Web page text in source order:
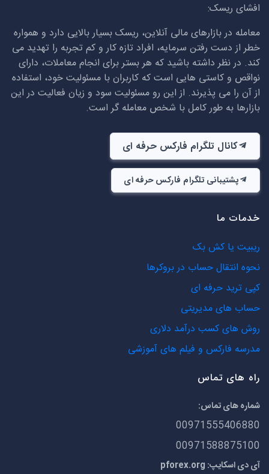
افشای ریسک:
معامله در بازارهای مالی آنلاین، ریسک بسیار بالایی دارد و همواره
خطر از دست رفتن سرمایه، افراد تازه کار و کم تجربه را تهدید می
کند. در نظر داشته باشید که هر بستر برای انجام معاملات، دارای
نواقص و کاستی هایی است که کاربران با مسئولیت خود، استفاده
از آن را می پذیرند. از این رو مسئولیت سود و زیان فعالیت در این
بازارها به طور کامل با شخص معامله گر است.
کانال تلگرام فارکس حرفه ای
پشتیبانی تلگرام فارکس حرفه ای
خدمات ما
ریبیت یا کش بک
نحوه انتقال حساب در بروکرها
کپی ترید حرفه ای
حساب های مدیریتی
روش های کسب درآمد دلاری
مدرسه فارکس و فیلم های آموزشی
راه های تماس
شماره های تماس:
00971555406880
00971588875100
آی دی اسکایپ: pforex.org